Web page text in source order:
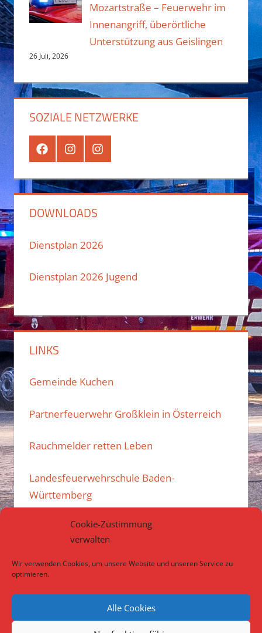
Cookie-Zustimmung
verwalten
Wir verwenden Cookies, um unsere Website und unseren Service zu
optimieren.
Alle Cookies
Mozartstraße – Feuerwehr im
Innenangriff, überörtliche
Unterstützung aus Geislingen
26 Juli, 2026
SOZIALE NETZWERKE
FacebookInstagramInstagram
Jugend
DOWNLOADS
Dienstplan 2026
Dienstplan 2026 Jugend
LINKS
Gemeinde Kuchen
Partnerfeuerwehr Großklein in Österreich
Rauchmelder retten Leben
Landesfeuerwehrschule Baden-
Württemberg
Kreisfeuerwehrverband Göppingen e.V.
Atemschutzübungsanlage des Landkreises
Göppingen